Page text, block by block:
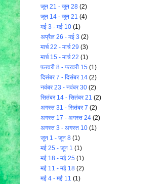
जून 21 - जून 28 (2)
जून 14 - जून 21 (4)
मई 3 - मई 10 (1)
अप्रैल 26 - मई 3 (2)
मार्च 22 - मार्च 29 (3)
मार्च 15 - मार्च 22 (1)
फ़रवरी 8 - फ़रवरी 15 (1)
दिसंबर 7 - दिसंबर 14 (2)
नवंबर 23 - नवंबर 30 (2)
सितंबर 14 - सितंबर 21 (2)
अगस्त 31 - सितंबर 7 (2)
अगस्त 17 - अगस्त 24 (2)
अगस्त 3 - अगस्त 10 (1)
जून 1 - जून 8 (1)
मई 25 - जून 1 (1)
मई 18 - मई 25 (1)
मई 11 - मई 18 (2)
मई 4 - मई 11 (1)